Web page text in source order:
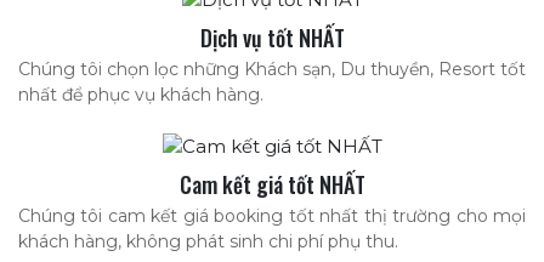
Dịch vụ tốt NHẤT
Chúng tôi chọn lọc những Khách sạn, Du thuyền, Resort tốt
nhất để phục vụ khách hàng.
Cam kết giá tốt NHẤT
Chúng tôi cam kết giá booking tốt nhất thị trường cho mọi
khách hàng, không phát sinh chi phí phụ thu.